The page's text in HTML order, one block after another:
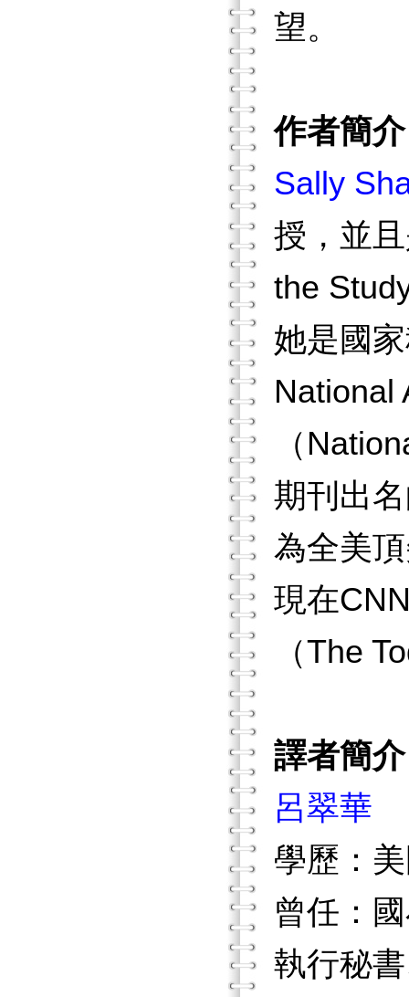
望。
作者簡介
Sally
授，並
the
她是國
National
（
期刊出
為全美
現在
（The
譯者簡介
呂翠華
學歷：
曾任：
執行秘